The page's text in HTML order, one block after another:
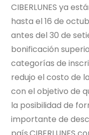
CIBERLUNES ya
hasta el 16 de
antes del 30 de
bonificación
categorías de
redujo el costo de
con el objetivo de
la posibilidad de
importante de